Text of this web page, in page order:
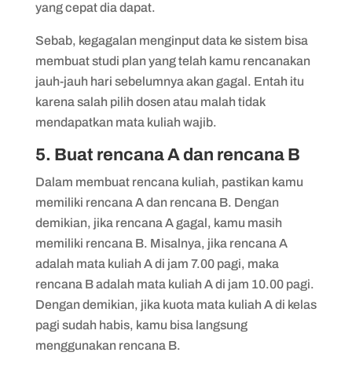
yang cepat dia dapat.
Sebab, kegagalan menginput data ke sistem bisa
membuat studi plan yang telah kamu rencanakan
jauh-jauh hari sebelumnya akan gagal. Entah itu
karena salah pilih dosen atau malah tidak
mendapatkan mata kuliah wajib.
5. Buat rencana A dan rencana B
Dalam membuat rencana kuliah, pastikan kamu
memiliki rencana A dan rencana B. Dengan
demikian, jika rencana A gagal, kamu masih
memiliki rencana B. Misalnya, jika rencana A
adalah mata kuliah A di jam 7.00 pagi, maka
rencana B adalah mata kuliah A di jam 10.00 pagi.
Dengan demikian, jika kuota mata kuliah A di kelas
pagi sudah habis, kamu bisa langsung
menggunakan rencana B.